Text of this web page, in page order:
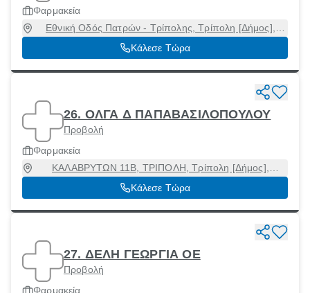
Φαρμακεία
Εθνική Οδός Πατρών - Τρίπολης, Τρίπολη [Δήμος],
Αρκαδία, 26500
Κάλεσε Τώρα
26. ΟΛΓΑ Δ ΠΑΠΑΒΑΣΙΛΟΠΟΥΛΟΥ
Προβολή
Φαρμακεία
ΚΑΛΑΒΡΥΤΩΝ 11Β, ΤΡΙΠΟΛΗ, Τρίπολη [Δήμος],
Αρκαδία, 22100
Κάλεσε Τώρα
27. ΔΕΛΗ ΓΕΩΡΓΙΑ ΟΕ
Προβολή
Φαρμακεία